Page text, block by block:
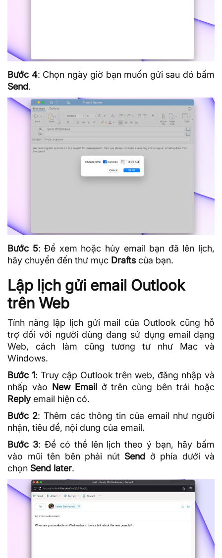
Bước 4: Chọn ngày giờ bạn muốn gửi sau đó bấm
Send.
Bước 5: Để xem hoặc hủy email bạn đã lên lịch,
hãy chuyển đến thư mục Draftscủa bạn.
Lập lịch gửi email Outlook
trên Web
Tính năng lập lịch gửi mail của Outlook cũng hỗ
trợ đối với người dùng đang sử dụng email dạng
Web, cách làm cũng tương tư như Mac và
Windows.
Bước 1: Truy cập Outlook trên web, đăng nhập và
nhấp vào New Emailở trên cùng bên trái hoặc
Replyemail hiện có.
Bước 2: Thêm các thông tin của email như người
nhận, tiêu đề, nội dung của email.
Bước 3: Để có thể lên lịch theo ý bạn, hãy bấm
vào mũi tên bên phải nút Send ở phía dưới và
chọn Send later.